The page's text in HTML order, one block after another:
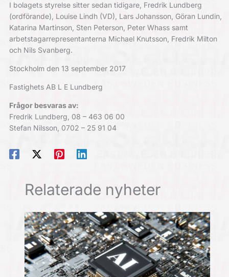
I bolagets styrelse sitter sedan tidigare, Fredrik Lundberg
(ordförande), Louise Lindh (VD), Lars Johansson, Göran Lundin,
Katarina Martinson, Sten Peterson, Peter Whass samt
arbetstagarrepresentanterna Michael Knutsson, Fredrik Milton
och Nils Svanberg.
Stockholm den 13 september 2017
Fastighets AB L E Lundberg
Frågor besvaras av:
Fredrik Lundberg, 08 – 463 06 00
Stefan Nilsson, 0702 – 25 91 04
Relaterade nyheter